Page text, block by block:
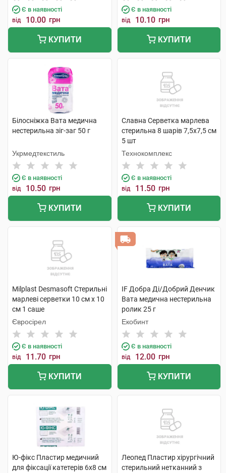
Є в наявності
від 10.00 грн
КУПИТИ
Є в наявності
від 10.10 грн
КУПИТИ
Білосніжка Вата медична
нестерильна зіг-заг 50 г
Укрмедтекстиль
Є в наявності
від 10.50 грн
КУПИТИ
Славна Серветка марлева
стерильна 8 шарів 7,5х7,5 см
5 шт
Технокомплекс
Є в наявності
від 11.50 грн
КУПИТИ
Milplast Desmasoft Стерильні
марлеві серветки 10 см x 10
см 1 саше
Євросірел
Є в наявності
від 11.70 грн
КУПИТИ
IF Добра Ді/Добрий Денчик
Вата медична нестерильна
ролик 25 г
Екобинт
Є в наявності
від 12.00 грн
КУПИТИ
Ю-фікс Пластир медичний
для фіксації катетерів 6х8 см
Леопед Пластир хірургічний
стерильний нетканний з